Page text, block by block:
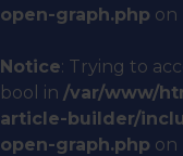
open-graph.php on
Notice: Trying to
bool in /var/www/
article-builder/
open-graph.php on